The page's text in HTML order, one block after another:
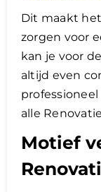
​Dit maakt
zorgen voor
kan je voor
altijd even
alle
Motief